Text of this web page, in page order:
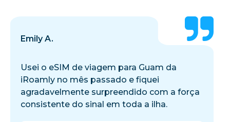
Emily A.
Usei o eSIM de viagem para Guam da
iRoamly no mês passado e fiquei
agradavelmente surpreendido com a força
consistente do sinal em toda a ilha.